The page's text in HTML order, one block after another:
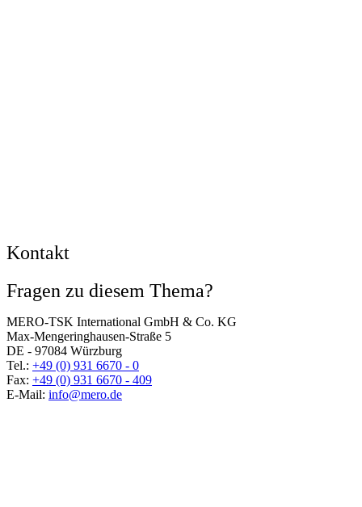
Kontakt
Fragen zu diesem Thema?
MERO-TSK International GmbH & Co. KG
Max-Mengeringhausen-Straße 5
DE - 97084 Würzburg
Tel.: +49 (0) 931 6670 - 0
Fax: +49 (0) 931 6670 - 409
E-Mail: info@mero.de